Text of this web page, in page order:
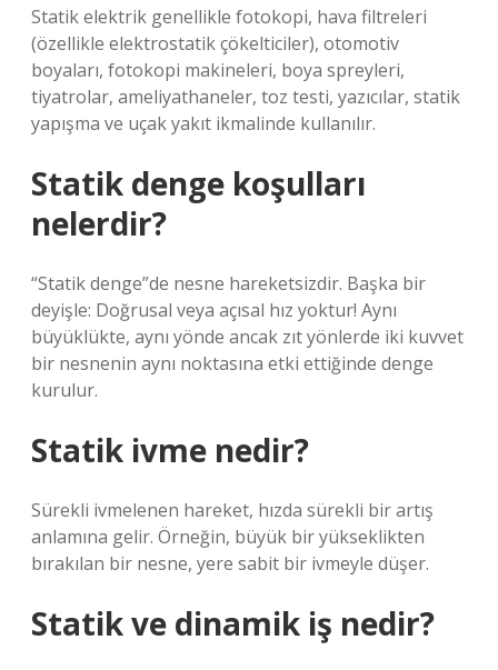
Statik elektrik genellikle fotokopi, hava filtreleri
(özellikle elektrostatik çökelticiler), otomotiv
boyaları, fotokopi makineleri, boya spreyleri,
tiyatrolar, ameliyathaneler, toz testi, yazıcılar, statik
yapışma ve uçak yakıt ikmalinde kullanılır.
Statik denge koşulları
nelerdir?
“Statik denge”de nesne hareketsizdir. Başka bir
deyişle: Doğrusal veya açısal hız yoktur! Aynı
büyüklükte, aynı yönde ancak zıt yönlerde iki kuvvet
bir nesnenin aynı noktasına etki ettiğinde denge
kurulur.
Statik ivme nedir?
Sürekli ivmelenen hareket, hızda sürekli bir artış
anlamına gelir. Örneğin, büyük bir yükseklikten
bırakılan bir nesne, yere sabit bir ivmeyle düşer.
Statik ve dinamik iş nedir?